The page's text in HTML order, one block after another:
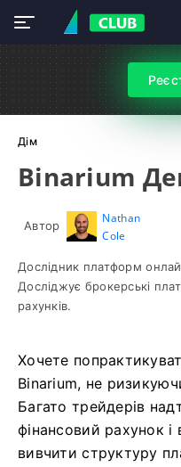
Дім
Binarium
Автор
Nathan
Cole
Дослідник платформ
Досліджує брокерські
рахунків.
Хочете
Binarium, не
Багато трейдерів
фінансовий рахунок
вивчити структуру